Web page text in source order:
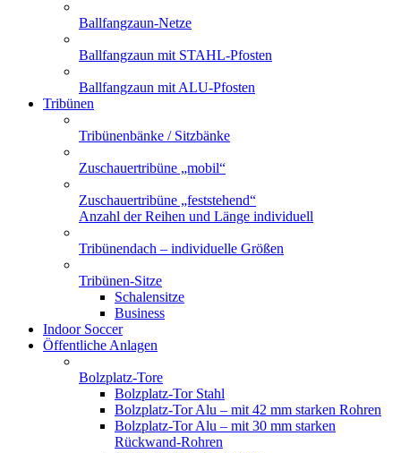
Ballfangzaun-Netze
Ballfangzaun mit STAHL-Pfosten
Ballfangzaun mit ALU-Pfosten
Tribünen
Tribünenbänke / Sitzbänke
Zuschauertribüne „mobil“
Zuschauertribüne „feststehend“
Anzahl der Reihen und Länge individuell
Tribünendach – individuelle Größen
Tribünen-Sitze
Schalensitze
Business
Indoor Soccer
Öffentliche Anlagen
Bolzplatz-Tore
Bolzplatz-Tor Stahl
Bolzplatz-Tor Alu – mit 42 mm starken Rohren
Bolzplatz-Tor Alu – mit 30 mm starken
Rückwand-Rohren